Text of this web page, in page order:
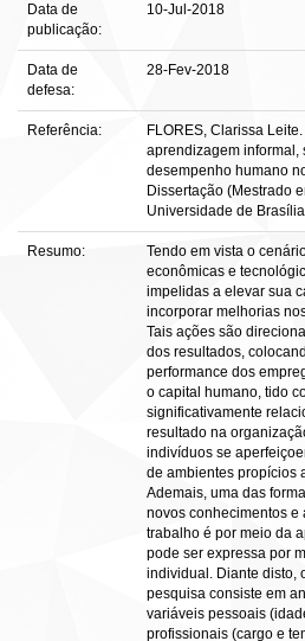
Data de
publicação:
10-Jul-2018
Data de
defesa:
28-Fev-2018
Referência:
FLORES, Clarissa
aprendizagem informal,
desempenho humano
Dissertação (Mestrado
Universidade de
Resumo:
Tendo em vista o
econômicas e
impelidas a elevar sua
incorporar melhorias
Tais ações são
dos resultados,
performance dos
o capital humano, tido
significativamente
resultado na
indivíduos se
de ambientes propícios
Ademais, uma das
novos conhecimentos e
trabalho é por meio da
pode ser expressa por
individual. Diante disto,
pesquisa consiste em
variáveis pessoais
profissionais (cargo e